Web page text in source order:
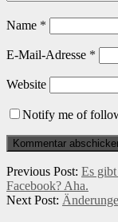
Name *
E-Mail-Adresse *
Website
Notify me of
Previous Post: Es
Facebook? Aha.
Next Post: